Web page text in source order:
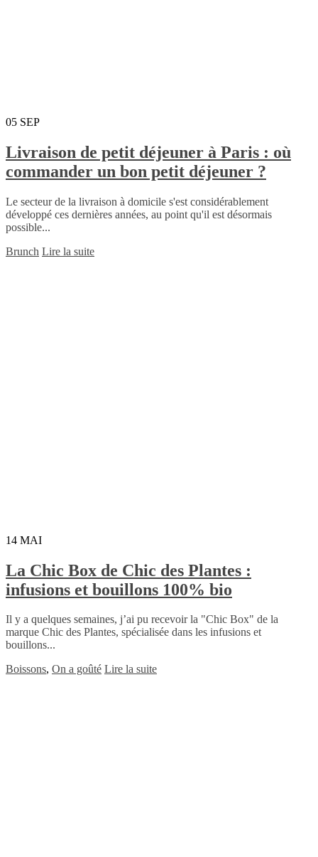
05 SEP
Livraison de petit déjeuner à Paris : où
commander un bon petit déjeuner ?
Le secteur de la livraison à domicile s'est considérablement
développé ces dernières années, au point qu'il est désormais
possible...
Brunch Lire la suite
14 MAI
La Chic Box de Chic des Plantes :
infusions et bouillons 100% bio
Il y a quelques semaines, j’ai pu recevoir la "Chic Box" de la
marque Chic des Plantes, spécialisée dans les infusions et
bouillons...
Boissons, On a goûté Lire la suite